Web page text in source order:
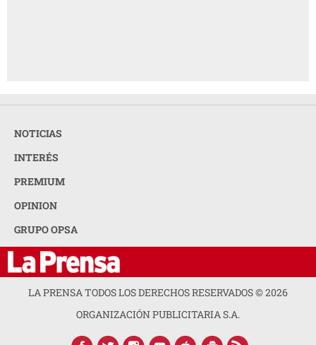
NOTICIAS
INTERÉS
PREMIUM
OPINION
GRUPO OPSA
LA PRENSA TODOS LOS DERECHOS RESERVADOS ©2026
ORGANIZACIÓN PUBLICITARIA S.A.